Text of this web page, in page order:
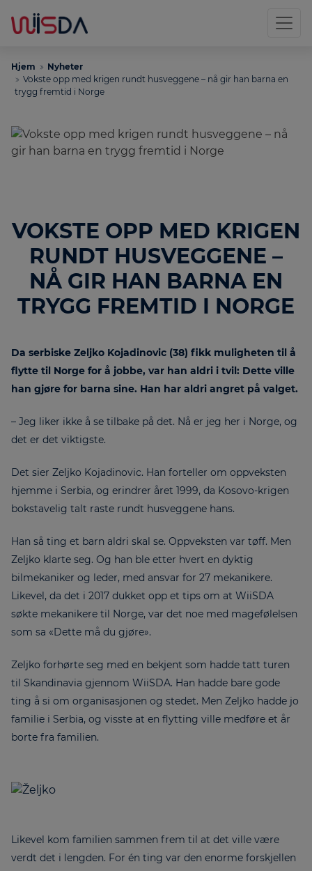
Hjem
Nyheter
Vokste opp med krigen rundt husveggene – nå gir han barna en
trygg fremtid i Norge
VOKSTE OPP MED KRIGEN
RUNDT HUSVEGGENE –
NÅ GIR HAN BARNA EN
TRYGG FREMTID I NORGE
Da serbiske Zeljko Kojadinovic (38) fikk muligheten til å
flytte til Norge for å jobbe, var han aldri i tvil: Dette ville
han gjøre for barna sine. Han har aldri angret på valget.
– Jeg liker ikke å se tilbake på det. Nå er jeg her i Norge, og
det er det viktigste.
Det sier Zeljko Kojadinovic. Han forteller om oppveksten
hjemme i Serbia, og erindrer året 1999, da Kosovo-krigen
bokstavelig talt raste rundt husveggene hans.
Han så ting et barn aldri skal se. Oppveksten var tøff. Men
Zeljko klarte seg. Og han ble etter hvert en dyktig
bilmekaniker og leder, med ansvar for 27 mekanikere.
Likevel, da det i 2017 dukket opp et tips om at WiiSDA
søkte mekanikere til Norge, var det noe med magefølelsen
som sa «Dette må du gjøre».
Zeljko forhørte seg med en bekjent som hadde tatt turen
til Skandinavia gjennom WiiSDA. Han hadde bare gode
ting å si om organisasjonen og stedet. Men Zeljko hadde jo
familie i Serbia, og visste at en flytting ville medføre et år
borte fra familien.
Likevel kom familien sammen frem til at det ville være
verdt det i lengden. For én ting var den enorme forskjellen